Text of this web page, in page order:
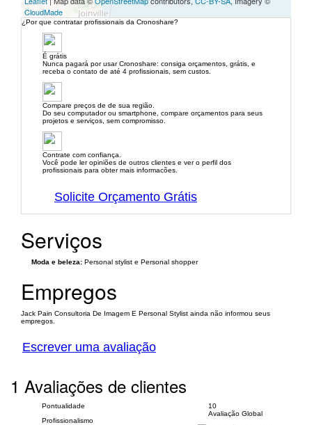
CloudMade
¿Por que contratar profissionais da Cronoshare?
É grátis
Nunca pagará por usar Cronoshare: consiga orçamentos, grátis, e
receba o contato de até 4 profissionais, sem custos.
Compare preços de de sua região.
Do seu computador ou smartphone, compare orçamentos para seus
projetos e serviços, sem compromisso.
Contrate com confiança.
Você pode ler opiniões de outros clientes e ver o perfil dos
profissionais para obter mais informacões.
Solicite Orçamento Grátis
Serviços
Moda e beleza: Personal stylist e Personal shopper
Empregos
Jack Pain Consultoria De Imagem E Personal Stylist ainda não informou seus
empregos.
Escrever uma avaliação
1 Avaliações de clientes
Pontualidade
Profissionalismo
10
Avaliação Global